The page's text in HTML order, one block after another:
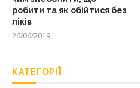
робити та як обійтися без
ліків
26/06/2019
КАТЕГОРІЇ